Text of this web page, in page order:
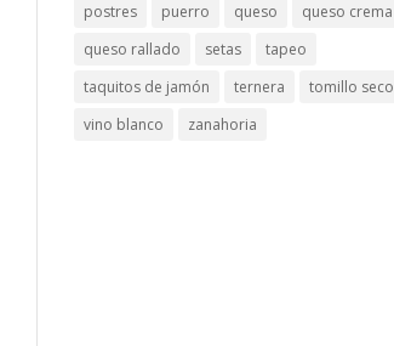
postres
puerro queso
queso crema
queso rallado
setas
tapeo
taquitos de jamón
ternera
tomillo seco
vino blanco
zanahoria